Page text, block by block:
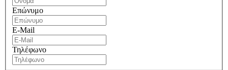
Επώνυμο
E-Mail
Τηλέφωνο